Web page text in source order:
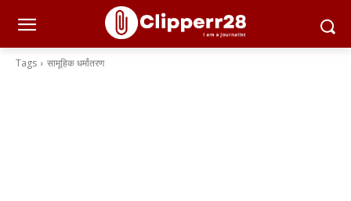
Tags सामूहिक धर्मांतरण